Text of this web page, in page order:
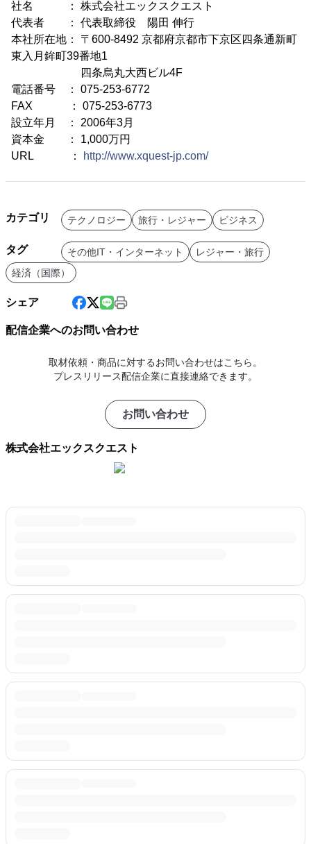
社名 ： 株式会社エックスクエスト
代表者 ： 代表取締役 陽田 伸行
本社所在地： 〒600-8492 京都府京都市下京区四条通新町
東入月鉾町39番地1
四条烏丸大西ビル4F
電話番号 ： 075-253-6772
FAX ： 075-253-6773
設立年月 ： 2006年3月
資本金 ： 1,000万円
URL ：
http://www.xquest-jp.com/
カテゴリ テクノロジー 旅行・レジャー ビジネス
タグ その他IT・インターネット
レジャー・旅行
経済（国際）
シェア
配信企業へのお問い合わせ
取材依頼・商品に対するお問い合わせはこちら。
プレスリリース配信企業に直接連絡できます。
お問い合わせ
株式会社エックスクエスト